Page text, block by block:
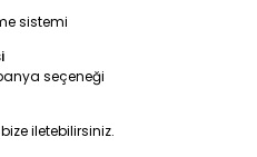
sistemi
seçeneği
iletebilirsiniz.